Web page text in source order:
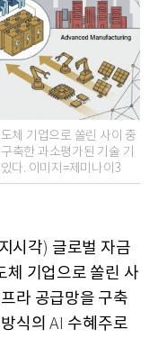
체 기업으로 쏠린 사이 중
축한 과소평가된 기술 기
다. 이미지=제미나이3
시각) 글로벌 자금
체 기업으로 쏠린 사
라 공급망을 구축
방식의AI 수혜주로